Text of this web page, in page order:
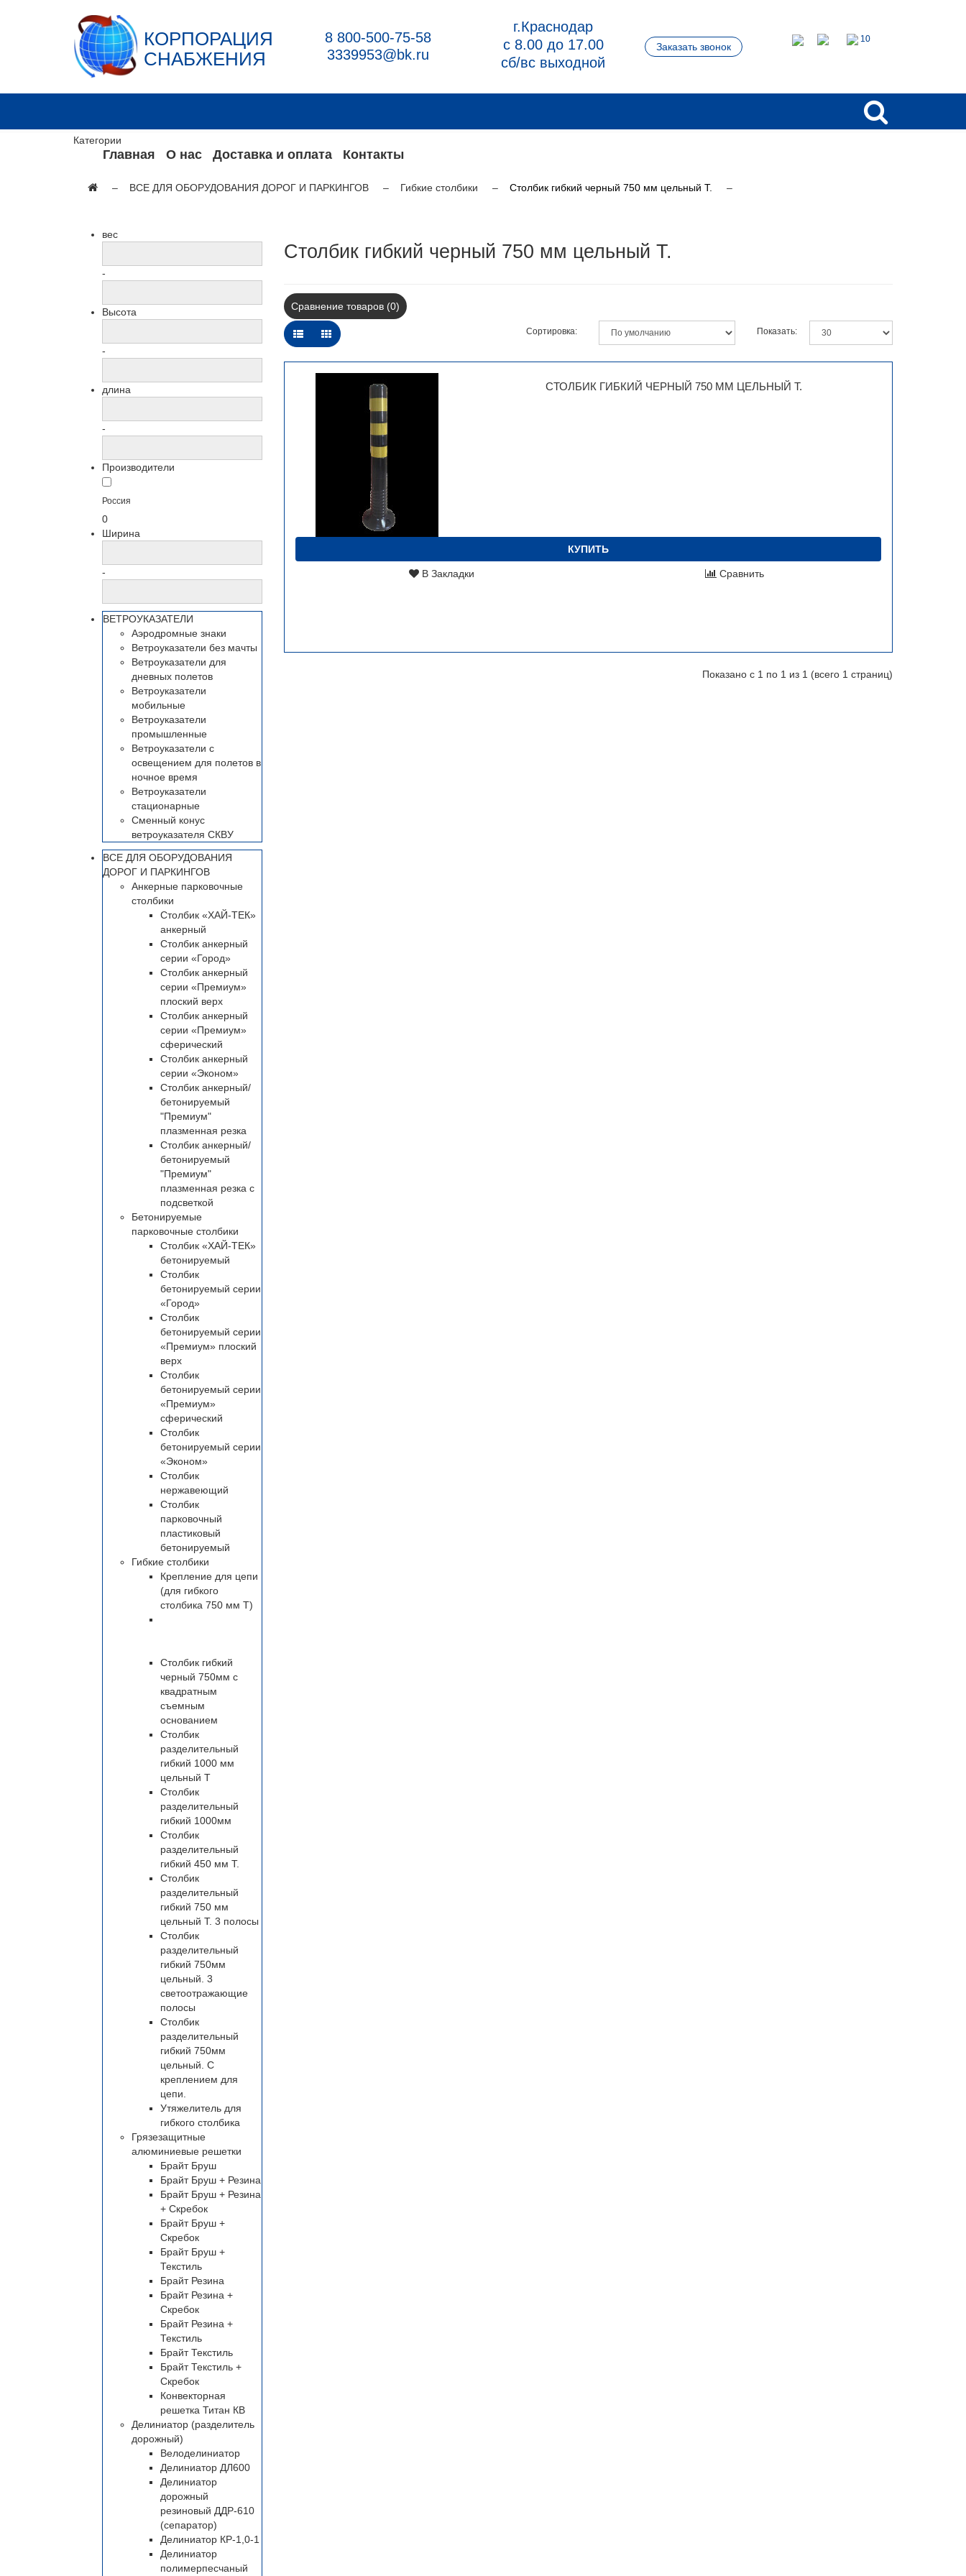
КОРПОРАЦИЯ
СНАБЖЕНИЯ
8 800-500-75-58
3339953@bk.ru
г.Краснодар
с 8.00 до 17.00
сб/вс выходной
Заказать звонок
10
Категории
Главная О нас Доставка и оплата Контакты
ВСЕ ДЛЯ ОБОРУДОВАНИЯ ДОРОГ И ПАРКИНГОВ Гибкие столбики Столбик гибкий черный 750 мм цельный Т.
вес
-
Высота
-
длина
-
Производители
Россия
0
Ширина
-
ВЕТРОУКАЗАТЕЛИ
Аэродромные знаки
Ветроуказатели без мачты
Ветроуказатели для
дневных полетов
Ветроуказатели
мобильные
Ветроуказатели
промышленные
Ветроуказатели с
освещением для полетов в
ночное время
Ветроуказатели
стационарные
Сменный конус
ветроуказателя СКВУ
ВСЕ ДЛЯ ОБОРУДОВАНИЯ
ДОРОГ И ПАРКИНГОВ
Анкерные парковочные
столбики
Столбик «ХАЙ-ТЕК»
анкерный
Столбик анкерный
серии «Город»
Столбик анкерный
серии «Премиум»
плоский верх
Столбик анкерный
серии «Премиум»
сферический
Столбик анкерный
серии «Эконом»
Столбик анкерный/
бетонируемый
"Премиум"
плазменная резка
Столбик анкерный/
бетонируемый
"Премиум"
плазменная резка с
подсветкой
Бетонируемые
парковочные столбики
Столбик «ХАЙ-ТЕК»
бетонируемый
Столбик
бетонируемый серии
«Город»
Столбик
бетонируемый серии
«Премиум» плоский
верх
Столбик
бетонируемый серии
«Премиум»
сферический
Столбик
бетонируемый серии
«Эконом»
Столбик
нержавеющий
Столбик
парковочный
пластиковый
бетонируемый
Гибкие столбики
Крепление для цепи
(для гибкого
столбика 750 мм Т)
Столбик гибкий
черный 750мм с
квадратным
съемным
основанием
Столбик
разделительный
гибкий 1000 мм
цельный Т
Столбик
разделительный
гибкий 1000мм
Столбик
разделительный
гибкий 450 мм Т.
Столбик
разделительный
гибкий 750 мм
цельный Т. 3 полосы
Столбик
разделительный
гибкий 750мм
цельный. 3
светоотражающие
полосы
Столбик
разделительный
гибкий 750мм
цельный. С
креплением для
цепи.
Утяжелитель для
гибкого столбика
Грязезащитные
алюминиевые решетки
Брайт Бруш
Брайт Бруш + Резина
Брайт Бруш + Резина
+ Скребок
Брайт Бруш +
Скребок
Брайт Бруш +
Текстиль
Брайт Резина
Брайт Резина +
Скребок
Брайт Резина +
Текстиль
Брайт Текстиль
Брайт Текстиль +
Скребок
Конвекторная
решетка Титан КВ
Делиниатор (разделитель
дорожный)
Велоделиниатор
Делиниатор ДЛ600
Делиниатор
дорожный
резиновый ДДР-610
(сепаратор)
Делиниатор КР-1,0-1
Делиниатор
полимерпесчаный
Столбик гибкий черный 750 мм цельный Т.
Сравнение товаров (0)
Сортировка: Показать:
СТОЛБИК ГИБКИЙ ЧЕРНЫЙ 750 ММ ЦЕЛЬНЫЙ Т.
КУПИТЬ
В Закладки Сравнить
Показано с 1 по 1 из 1 (всего 1 страниц)